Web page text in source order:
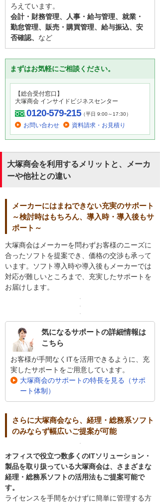
ろえています。
会計・財務管理、人事・給与管理、就業・
勤怠管理、販売・購買管理、給与振込、安
否確認、 など
まずはお気軽にご相談ください。
【総合受付窓口】
大塚商会 インサイドビジネスセンター
0120-579-215（平日 9:00～17:30）
お問い合わせ 資料請求・お見積り
大塚商会を利用するメリットと、メーカ
ーや他社との違い
メーカーにはまねできない充実のサポート
～検討時はもちろん、導入時・導入後もサ
ポート～
大塚商会はメーカーを問わずお客様のニーズに
合ったソフトを提案でき、価格の交渉も承って
います。ソフト導入時や導入後もメーカーでは
対応が難しいところまで、充実したサポートを
お届けします。
気になるサポートの詳細情報は
こちら
お客様が手間なくITを活用できるように、充
実したサポートをご用意しています。
大塚商会のサポートの特長を見る（サポ
ート体制）
さらに大塚商会なら、経理・総務系ソフト
のみならず幅広いご提案が可能
オフィスで役立つ数多くのITソリューション・
製品を取り扱っている大塚商会は、さまざまな
経理・総務系ソフトの活用法もご提案可能で
す。
ライセンスを手間をかけずに簡単に管理する方